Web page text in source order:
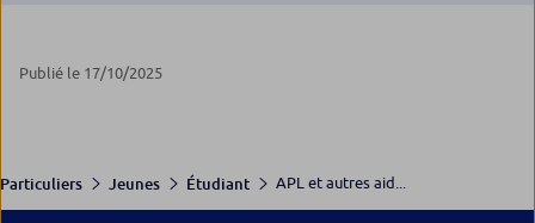
Publié le 17/10/2025
Particuliers Jeunes Étudiant APL et autres aid...